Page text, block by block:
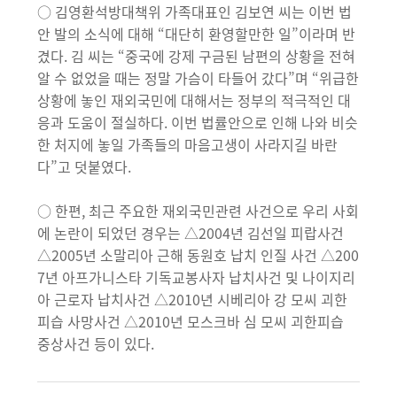
○ 김영환석방대책위 가족대표인 김보연 씨는 이번 법
안 발의 소식에 대해 “대단히 환영할만한 일”이라며 반
겼다. 김 씨는 “중국에 강제 구금된 남편의 상황을 전혀
알 수 없었을 때는 정말 가슴이 타들어 갔다”며 “위급한
상황에 놓인 재외국민에 대해서는 정부의 적극적인 대
응과 도움이 절실하다. 이번 법률안으로 인해 나와 비슷
한 처지에 놓일 가족들의 마음고생이 사라지길 바란
다”고 덧붙였다.
○ 한편, 최근 주요한 재외국민관련 사건으로 우리 사회
에 논란이 되었던 경우는 △2004년 김선일 피랍사건
△2005년 소말리아 근해 동원호 납치 인질 사건 △200
7년 아프가니스타 기독교봉사자 납치사건 및 나이지리
아 근로자 납치사건 △2010년 시베리아 강 모씨 괴한
피습 사망사건 △2010년 모스크바 심 모씨 괴한피습
중상사건 등이 있다.